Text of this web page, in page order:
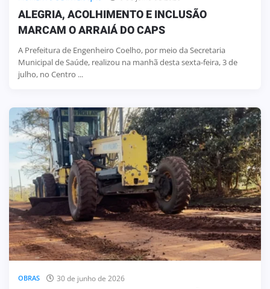
ALEGRIA, ACOLHIMENTO E INCLUSÃO
MARCAM O ARRAIÁ DO CAPS
A Prefeitura de Engenheiro Coelho, por meio da Secretaria
Municipal de Saúde, realizou na manhã desta sexta-feira, 3 de
julho, no Centro ...
OBRAS 30 de junho de 2026